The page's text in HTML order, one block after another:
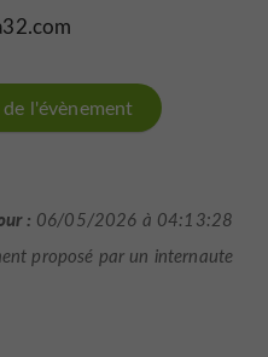
l'évènement
: 06/05/2026 à 04:13:28
proposé par un internaute